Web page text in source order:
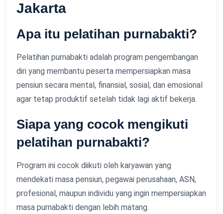
Jakarta
Apa itu pelatihan purnabakti?
Pelatihan purnabakti adalah program pengembangan
diri yang membantu peserta mempersiapkan masa
pensiun secara mental, finansial, sosial, dan emosional
agar tetap produktif setelah tidak lagi aktif bekerja.
Siapa yang cocok mengikuti
pelatihan purnabakti?
Program ini cocok diikuti oleh karyawan yang
mendekati masa pensiun, pegawai perusahaan, ASN,
profesional, maupun individu yang ingin mempersiapkan
masa purnabakti dengan lebih matang.